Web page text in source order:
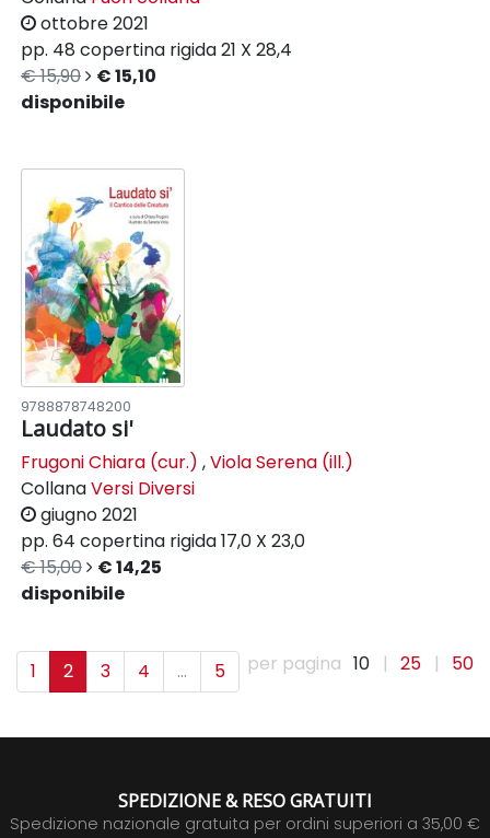
ottobre 2021
pp. 48 copertina rigida21 X 28,4
€ 15,90
€ 15,10
disponibile
9788878748200
Laudato si'
Frugoni Chiara (cur.) ,Viola Serena (ill.)
CollanaVersi Diversi
giugno 2021
pp. 64 copertina rigida17,0 X 23,0
€ 15,00
€ 14,25
disponibile
1 2 3 4 ... 5 per pagina 10 | 25 | 50
SPEDIZIONE & RESO GRATUITI
Spedizione nazionale gratuita per ordini superiori a 35,00 €